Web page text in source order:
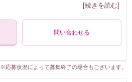
[続きを読む]
問い合わせる
※応募状況によって募集終了の場合もございます。